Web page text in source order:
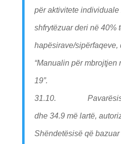
për aktivitete
shfrytëzuar deri në 40%
hapësirave/sipërfaqeve,
“Manualin për
19”.
31.10. Pavarësisht
dhe 34.9 më lartë,
Shëndetësisë që